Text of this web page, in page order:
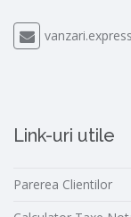
Link-uri utile
Parerea Clientilor